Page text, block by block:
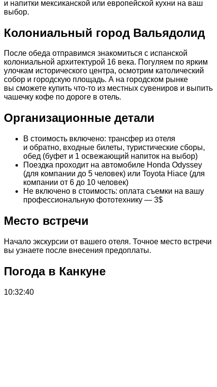
и напитки мексиканской или европейской кухни на ваш
выбор.
Колониальный город Вальядолид
После обеда отправимся знакомиться с испанской
колониальной архитектурой 16 века. Погуляем по ярким
улочкам исторического центра, осмотрим католический
собор и городскую площадь. А на городском рынке
вы сможете купить что-то из местных сувениров и выпить
чашечку кофе по дороге в отель.
Организационные детали
В стоимость включено: трансфер из отеля
и обратно, входные билеты, туристические сборы,
обед (буфет и 1 освежающий напиток на выбор)
Поездка проходит на автомобиле Honda Odyssey
(для компании до 5 человек) или Toyota Hiace (для
компании от 6 до 10 человек)
Не включено в стоимость: оплата съемки на вашу
профессиональную фототехнику — 3$
Место встречи
Начало экскурсии от вашего отеля. Точное место встречи
вы узнаете после внесения предоплаты.
Погода в Канкуне
10:32:40